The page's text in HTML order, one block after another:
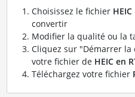
Choisissez le fichier HEIC
convertir
Modifier la qualité ou la
Cliquez sur "Démarrer
votre fichier de HEIC en
Téléchargez votre fichier